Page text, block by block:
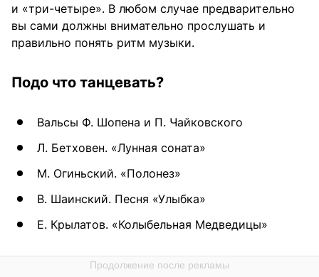
и «три-четыре». В любом случае предварительно
вы сами должны внимательно прослушать и
правильно понять ритм музыки.
Подо что танцевать?
Вальсы Ф. Шопена и П. Чайковского
Л. Бетховен. «Лунная соната»
М. Огиньский. «Полонез»
В. Шаинский. Песня «Улыбка»
Е. Крылатов. «Колыбельная Медведицы»